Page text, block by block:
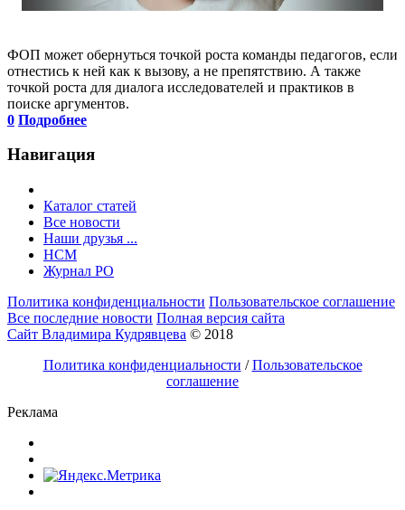
ФОП может обернуться точкой роста команды педагогов, если
отнестись к ней как к вызову, а не препятствию. А также
точкой роста для диалога исследователей и практиков в
поиске аргументов.
0 Подробнее
Навигация
Каталог статей
Все новости
Наши друзья ...
HCM
Журнал РО
Политика конфиденциальности Пользовательское соглашение
Все последние новости Полная версия сайта
Сайт Владимира Кудрявцева © 2018
Политика конфиденциальности /Пользовательское
соглашение
Реклама